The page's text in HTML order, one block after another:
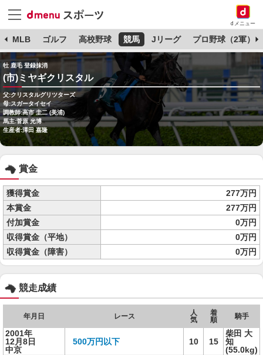
dメニュー
MLB ゴルフ 高校野球 競馬 Jリーグ プロ野球（2軍）
牡 鹿毛 登録抹消
(市)ミヤギクリスタル
父:クリスタルグリツターズ
母:スガータイセイ
調教師:高市 圭二 (美浦)
馬主:菅原 光博
生産者:澤田 嘉隆
賞金
獲得賞金
277万円
本賞金
277万円
付加賞金
0万円
収得賞金（平地）
0万円
収得賞金（障害）
0万円
競走成績
年月日 レース
人
気
着
順
騎手
2001年
12月8日
中京
500万円以下 10 15
柴田 大
知
(55.0kg)